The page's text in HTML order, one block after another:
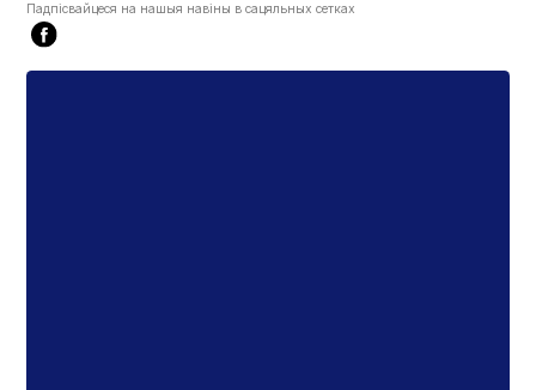
Падпісвайцеся на нашыя навіны в сацяльных сетках